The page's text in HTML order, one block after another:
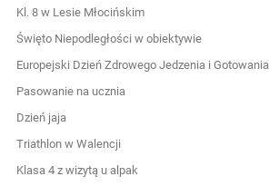
Kl. 8 w Lesie Młocińskim
Święto Niepodległości w obiektywie
Europejski Dzień Zdrowego Jedzenia i Gotowania
Pasowanie na ucznia
Dzień jaja
Triathlon w Walencji
Klasa 4 z wizytą u alpak